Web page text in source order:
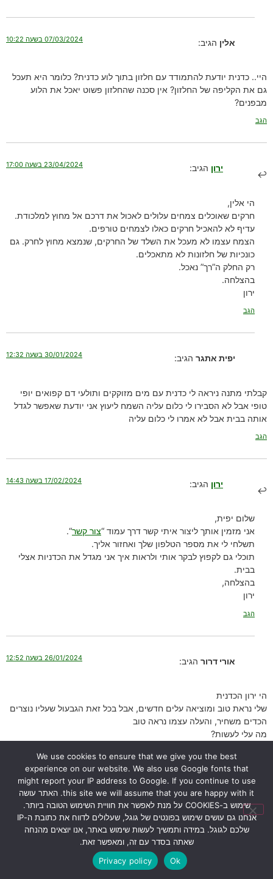
אלין הגיב: 07/03/2024 בשעה 10:22
היי.. כדנית יודעת להתמודד עם חלזון בתוך לוע כדנית? כלומר היא תעכל
גם את הקליפה של החלזון? אין סכנה שהחלזון פשוט יאכל את הלוע
מבפנים?
הגב
ירון הגיב: 23/04/2024 בשעה 17:00
הי אלין,
חרקים שאוכלים צמחים עלולים לאכול את דרכם אל מחוץ למלכודת.
עדיף לא להאכיל חרקים כאלו לצמחים טורפים.
הצמח עצמו לא מעכל את השלד של החרקים, שנמצא מחוץ לחרק. גם
כונכיות של חלזונות לא מתאכלים.
רק החלק ה”רך” נאכל.
בהצלחה.
ירון
הגב
יפית אתגר הגיב: 30/01/2024 בשעה 12:32
קבלתי מתנה ניראה לי כדנית עם מים מזוקקים ותולעי דם קפואים יופי
טופי אבל לא הסבירו לי כלום עליה השמח ליעוץ אני יודעת שאפשר לגדל
אותה בבית אבל לא אמרו לי כלום עליה
הגב
ירון הגיב: 17/02/2024 בשעה 14:43
שלום יפית,
אני מזמין אותך ליצור איתי קשר דרך עמוד “צור קשר“.
תשלחי לי את מספר הטלפון שלך ואחזור אליך.
תוכלי גם לקפוץ לבקר אותי ולראות איך אני מגדל את הכדניות אצלי
בבית.
בהצלחה,
ירון
הגב
אורי דרור הגיב: 26/01/2024 בשעה 12:52
הי ירון הכדנית
שלי נראת טוב ומוציאה עלים חדשים, אבל בכל זאת הגבעול שעליו נוצרים
הכדים משחיר, והעלה עצמו נראה טוב
מה עלי לעשות?
ירון הגיב: 17/02/2024 בשעה 14:42
שלום אורי,
ראיתי ששאלת שתי שאלות שקשורות אחת בשניה:
הכדנית שלי גדלה טוב אבל הגבעולים שיוצאים מהעלים הקצה שלהם
מת – לא העלים עצמם. מה עושים?
We use cookies to ensure that we give you the best
experience on our website. We also use Google fonts that
might report your IP address to Google. If you continue to use
this site we will assume that you are happy with it. האתר עושה
שימוש ב-COOKIES על מנת לאפשר את חוויית השימוש הטובה ביותר.
אנחנו גם עושים שימוש בפונטים של גוגל, שעלולים לדווח את כתובת ה-IP
שלכם לגוגל. במידה ותמשיך לעשות שימוש באתר, אנו יוצאים מהנחה
שאתה בסדר עם זה, ומאפשר זאת.
Ok
Privacy policy